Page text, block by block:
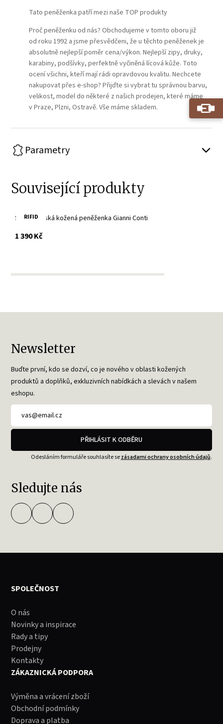
Tato peněženka patří mezi naše TOP produkty
Proč peněženku od nás? Obchodujeme v tomto oboru již
od roku 1992 a jsme přesvědčeni, že u těchto peněženek je
absolutně nejlepší poměr cena/výkon. Nejlepší zipy, druky,
karabiny, podšívky, perfektně vyčiněná lícová kůže. Toto
ocení všichni, kteří mají rádi opravdovou kvalitu. Nechcete
nakupovat přes e-shop? Přijďte si vybrat tu správnou barvu,
velikost, model do některé z našich prodejen, které máme
v Praze, Plzni, Ostravě. Vše máme skladem.
Parametry
Související produkty
RIFID
Šedá dámská kožená peněženka Gianni Conti
1 390 Kčs DPH
Newsletter
Buďte první, kdo se dozví, co je nového v oblasti kožených
produktů a doplňků, exkluzivních nabídkách a slevách v našem
eshopu.
PŘIHLÁSIT K ODBĚRU
Odesláním formuláře souhlasíte sezásadami ochrany osobních údajů.
Sledujte nás
SPOLEČNOST
O nás
Novinky a inspirace
Rady a tipy
Prodejny
Kontakty
ZÁKAZNICKÁ PODPORA
Výměna a vrácení zboží
Obchodní podmínky
Doprava a platba